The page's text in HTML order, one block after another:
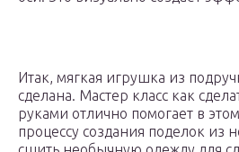
Итак, мягкая игрушка из
сделана. Мастер класс как
руками отлично помогает в
процессу создания поделок из